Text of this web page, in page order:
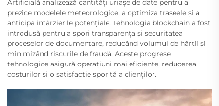
Artificială analizează cantități uriașe de date pentru a
prezice modelele meteorologice, a optimiza traseele și a
anticipa întârzierile potențiale. Tehnologia blockchain a fost
introdusă pentru a spori transparența și securitatea
proceselor de documentare, reducând volumul de hârtii și
minimizând riscurile de fraudă. Aceste progrese
tehnologice asigură operațiuni mai eficiente, reducerea
costurilor și o satisfacție sporită a clienților.